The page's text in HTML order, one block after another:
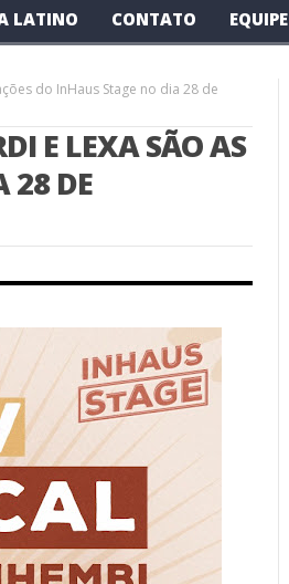
LATINO CONTATO EQUIPE
do InHaus Stage no dia 28 de
E LEXA SÃO AS
28 DE